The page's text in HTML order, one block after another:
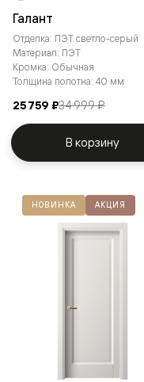
Галант
Отделка: ПЭТ светло-серый
Материал: ПЭТ
Кромка: Обычная
Толщина полотна: 40 мм
25 759 ₽34 999 ₽
В корзину
НОВИНКА АКЦИЯ